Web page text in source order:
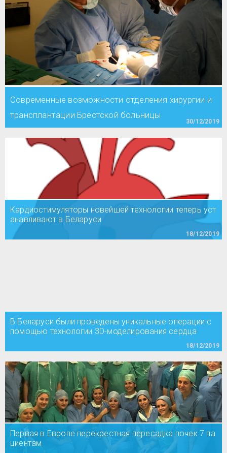
Современные возможности отделения хирургии и
трансплантации Брестской больницы
30/12/2019
Кардиостимуляторы новейшей технологии теперь уст
анавливают в Беларуси
18/12/2019
В Беларуси были проведены уникальные операции с
помощью технологии 3D-моделирования сердца
18/12/2019
Первая в Европе перекрестная пересадка почек 7 па
циентам